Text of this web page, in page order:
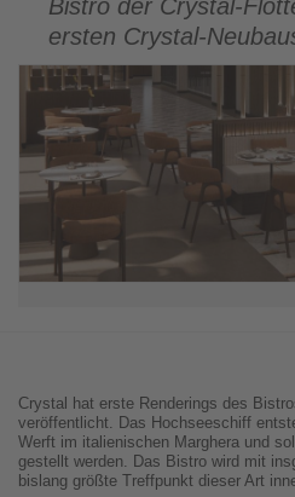
Tourismus
los
ist!
Bistro der Crystal-
ersten Crystal-
Crystal hat erste Renderings des
veröffentlicht. Das Hochseeschiff
Werft im italienischen Marghera und
gestellt werden. Das Bistro wird mit
bislang größte Treffpunkt dieser Art